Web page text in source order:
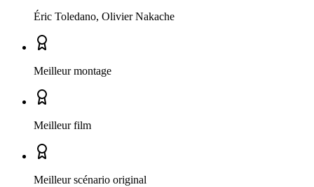
Éric Toledano, Olivier Nakache
Meilleur montage
Meilleur film
Meilleur scénario original